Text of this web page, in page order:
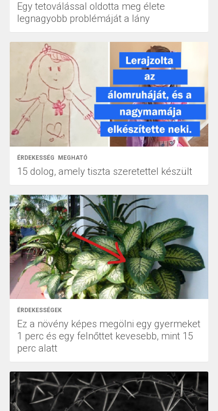
Egy tetoválással oldotta meg élete
legnagyobb problémáját a lány
ÉRDEKESSÉG MEGHATÓ
15 dolog, amely tiszta szeretettel készült
ÉRDEKESSÉGEK
Ez a növény képes megölni egy gyermeket
1 perc és egy felnőttet kevesebb, mint 15
perc alatt